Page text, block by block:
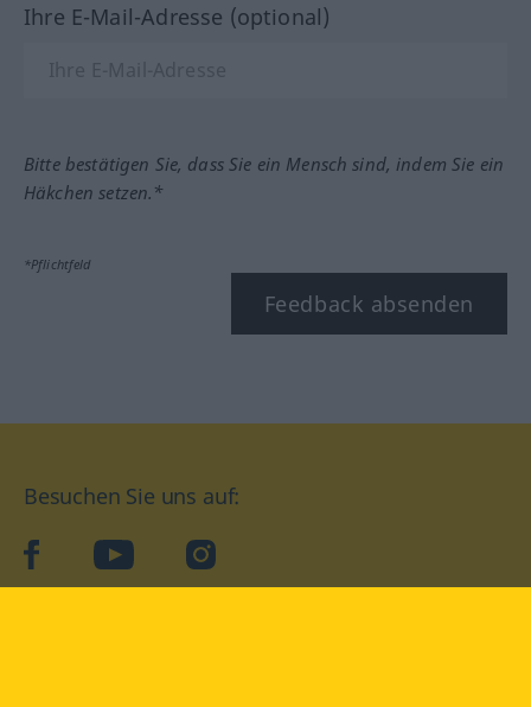
Ihre E-Mail-Adresse (optional)
Bitte bestätigen Sie, dass Sie ein Mensch sind, indem Sie ein
Häkchen setzen.*
*Pflichtfeld
Feedback absenden
Besuchen Sie uns auf:
facebookYouTube Instagram